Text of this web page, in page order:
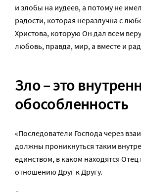
и злобы на иудеев, а потому не
радости, которая неразлучна с
Христова, которую Он дал всем
любовь, правда, мир, а вместе и
Зло – это
обособленность
«Последователи Господа через
должны проникнуться таким
единством, в каком находятся
отношению Друг к Другу.